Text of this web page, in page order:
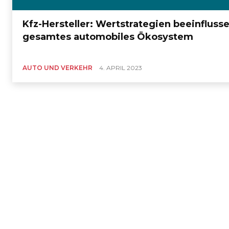
Kfz-Hersteller: Wertstrategien
gesamtes automobiles Ökosystem
AUTO UND VERKEHR 4. APRIL 2023